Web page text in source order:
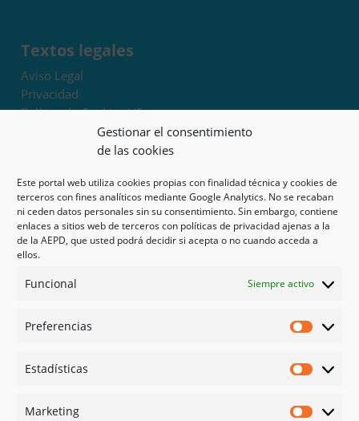
Gestionar el consentimiento
de las cookies
Este portal web utiliza cookies propias con finalidad técnica y cookies de
terceros con fines analíticos mediante Google Analytics. No se recaban
ni ceden datos personales sin su consentimiento. Sin embargo, contiene
enlaces a sitios web de terceros con políticas de privacidad ajenas a la
de la AEPD, que usted podrá decidir si acepta o no cuando acceda a
ellos.
Funcional Siempre activo
Preferencias
Estadísticas
Marketing
Textos legales
Aviso Legal
Privacidad
Política de Cookies UE
Términos y condiciones
Exoneración de responsabilidad
Mapa del sitio
Mi cuenta
Tienda
Psicología en Murcia
Guías
Redes sociales
Instagram
Linked in